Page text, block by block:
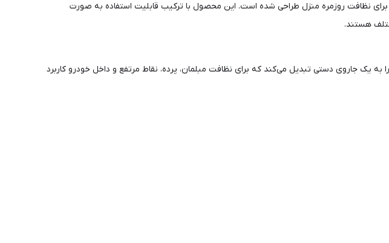
نظافت روزمره منزل طراحی شده است. این محصول با ترکیب قابلیت استفاده به صورت
هستند.
یک جاروی دستی تبدیل می‌کند که برای نظافت مبلمان، پرده، نقاط مرتفع و داخل خودرو کاربرد